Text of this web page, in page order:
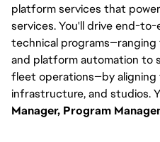
platform services that power
services. You'll drive end-
technical
and platform automation to
fleet operations—by aligning
infrastructure, and studios.
Manager, Program